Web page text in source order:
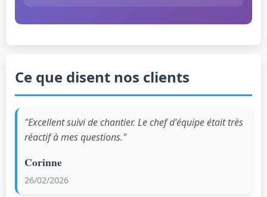
Ce que disent nos clients
"Excellent suivi de chantier. Le chef d'équipe était très
réactif à mes questions."
Corinne
26/02/2026